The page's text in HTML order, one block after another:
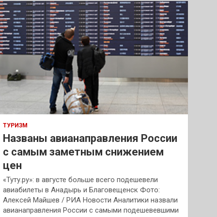
к
ТУРИЗМ
Названы авианаправления России
с самым заметным снижением
цен
«Туту.ру»: в августе больше всего подешевели
авиабилеты в Анадырь и Благовещенск Фото:
Алексей Майшев / РИА Новости Аналитики назвали
авианаправления России с самыми подешевевшими